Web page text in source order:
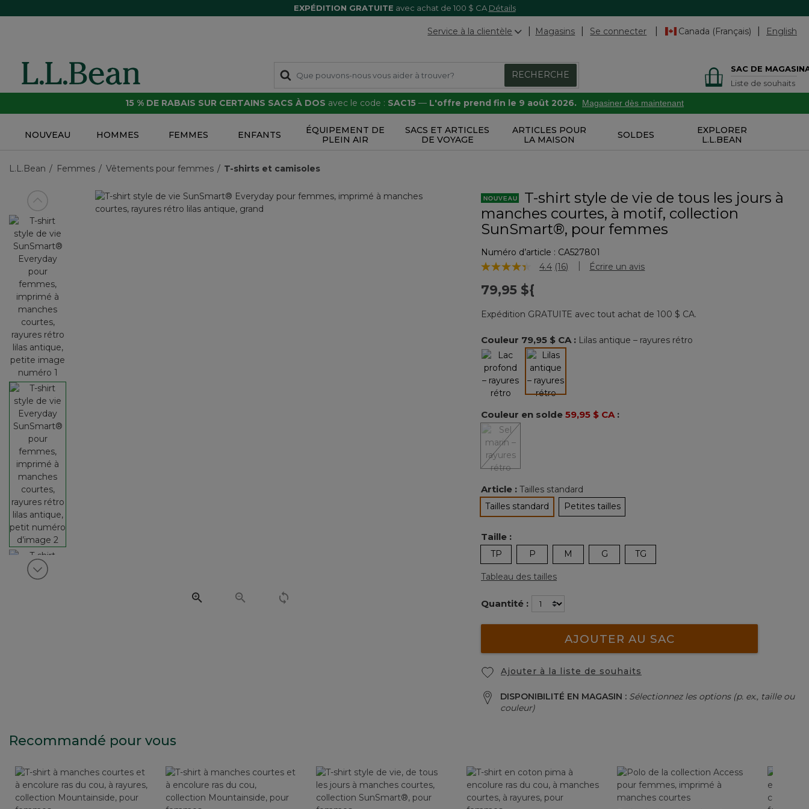
EXPÉDITION GRATUITE avec achat de 100 $ CA Détails
Service à la clientèle Magasins Se connecter Canada (Français) English
RECHERCHE
SAC DE
Liste de souhaits
15 % DE RABAIS SUR CERTAINS SACS À DOS avec le code : SAC15 — L'offre prend fin le 9 août 2026. Magasiner dès maintenant
NOUVEAU HOMMES FEMMES ENFANTS
ÉQUIPEMENT DE
PLEIN AIR
SACS ET ARTICLES
DE VOYAGE
ARTICLES POUR
LA MAISON
SOLDES
EXPLORER
L.L.BEAN
L.L.Bean Femmes Vêtements pour femmes T-shirts et camisoles
Voir article précédent
Voir article suivant
T-shirt style de vie de tous les jours à
manches courtes, à motif, collection
SunSmart®, pour femmes
Numéro d’article : CA527801
3,3 sur 5 Évaluation des clients
4.4 Lire
Lien
vers
même
page.
(16) Écrire un avis
79,95 ${
Expédition GRATUITE avec tout achat de 100 $ CA.
Couleur 79,95 $ CA: Lilas antique – rayures rétro
Couleur en solde 59,95 $ CA:
Article : Tailles standard
Tailles standard
sélectionné
Petites tailles
Taille :
TP P M G TG
Tableau des tailles
Quantité :
AJOUTER AU SAC
Ajouter à la liste de souhaits
DISPONIBILITÉ EN MAGASIN : Sélectionnez les options (p. ex., taille ou
couleur)
Recommandé pour vous